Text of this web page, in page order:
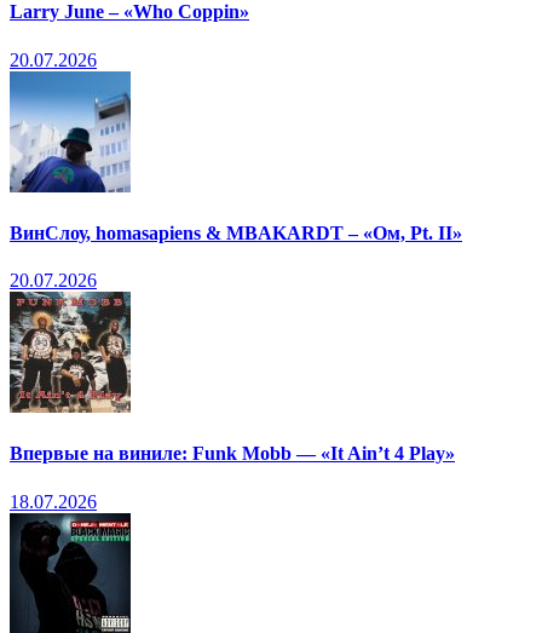
Larry June – «Who Coppin»
20.07.2026
ВинСлоу, homasapiens & MBAKARDT – «Ом, Pt. II»
20.07.2026
Впервые на виниле: Funk Mobb — «It Ain’t 4 Play»
18.07.2026